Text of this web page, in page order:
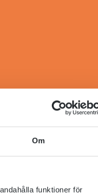
Om
funktioner för